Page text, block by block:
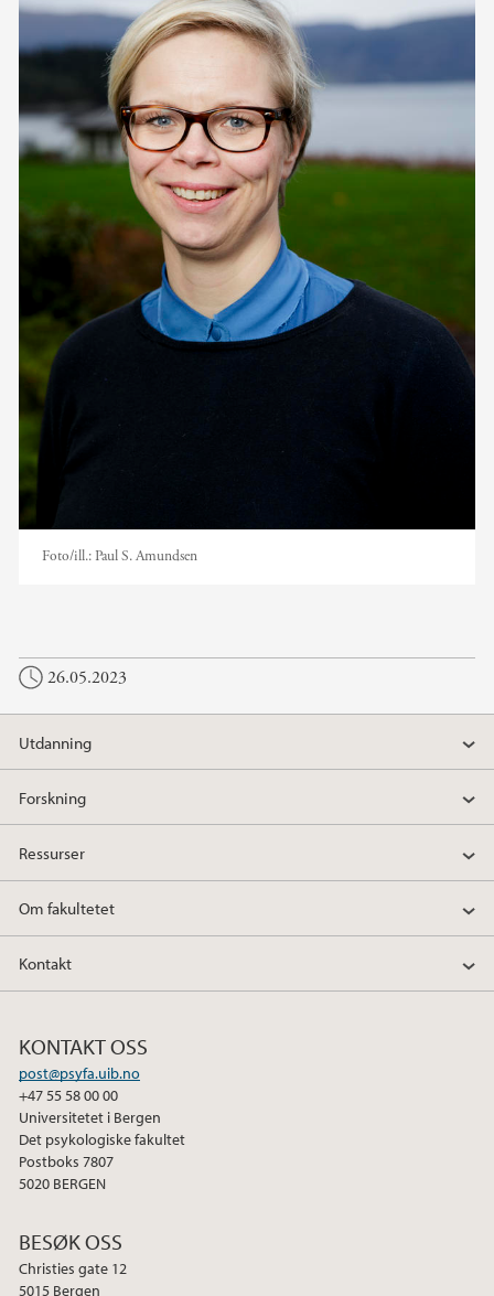
Foto/ill.: Paul S. Amundsen
26.05.2023
Utdanning
Forskning
Ressurser
Om fakultetet
Kontakt
KONTAKT OSS
post@psyfa.uib.no
+47 55 58 00 00
Universitetet i Bergen
Det psykologiske fakultet
Postboks 7807
5020 BERGEN
BESØK OSS
Christies gate 12
5015 Bergen